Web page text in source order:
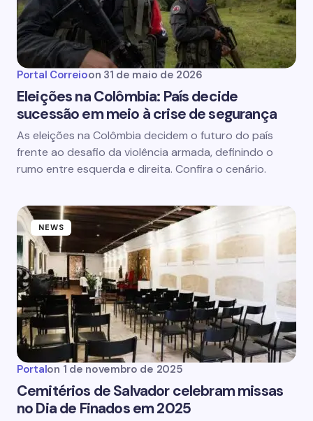
Portal Correioon 31 de maio de 2026
Eleições na Colômbia: País decide
sucessão em meio à crise de segurança
As eleições na Colômbia decidem o futuro do país
frente ao desafio da violência armada, definindo o
rumo entre esquerda e direita. Confira o cenário.
NEWS
Portalon 1 de novembro de 2025
Cemitérios de Salvador celebram missas
no Dia de Finados em 2025